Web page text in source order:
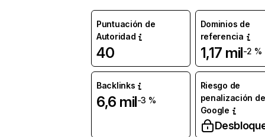
Puntuación de
Autoridad
40
Dominios de
referencia
1,17 mil-2 %
Backlinks
6,6 mil-3 %
Riesgo de
penalización de
Google